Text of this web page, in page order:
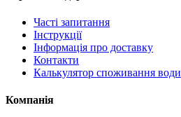
Часті запитання
Інструкції
Інформація про доставку
Контакти
Калькулятор споживання води
Компанія